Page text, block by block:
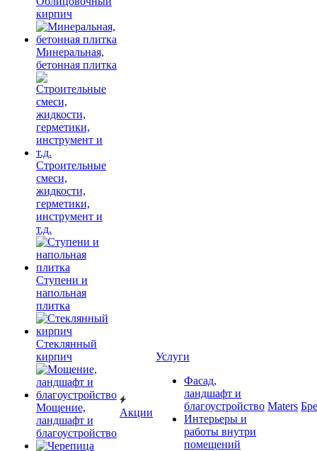
кирпич
Минеральная,
бетонная плитка
Строительные
смеси,
жидкости,
герметики,
инструмент и
т.д.
Ступени и
напольная
плитка
Cтеклянный
кирпич
Мощение,
ландшафт и
благоустройство
Акции
Услуги
Фасад,
ландшафт и
благоустройство
Интерьеры и
работы внутри
помещений
Maters